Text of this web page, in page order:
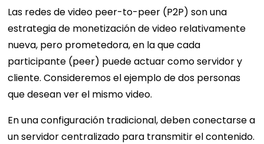
Las redes de video peer-to-peer (P2P) son una
estrategia de monetización de video relativamente
nueva, pero prometedora, en la que cada
participante (peer) puede actuar como servidor y
cliente. Consideremos el ejemplo de dos personas
que desean ver el mismo video.
En una configuración tradicional, deben conectarse a
un servidor centralizado para transmitir el contenido.